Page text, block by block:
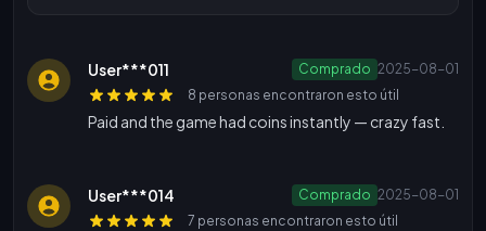
User***011 Comprado 2025-08-01
8 personas encontraron esto útil
Paid and the game had coins instantly — crazy fast.
User***014 Comprado 2025-08-01
7 personas encontraron esto útil